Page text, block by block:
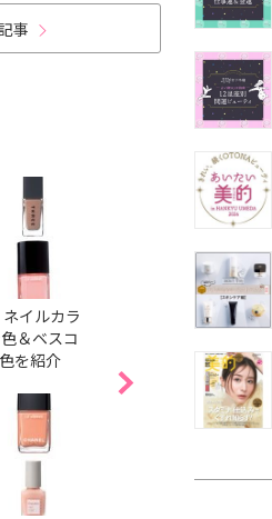
事
ネイルカラ
＆ベスコ
を紹介
【2026最新】ネイルの人
色＆春の新色・限定色ま
とめ